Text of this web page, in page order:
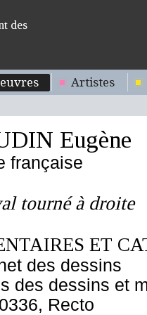
des
Artistes
Eugène
française
tourné à droite
ET
des dessins
des dessins et
Recto